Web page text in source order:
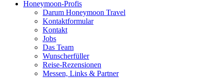
Honeymoon-Profis
Darum Honeymoon Travel
Kontaktformular
Kontakt
Jobs
Das Team
Wunscherfüller
Reise-Rezensionen
Messen, Links & Partner